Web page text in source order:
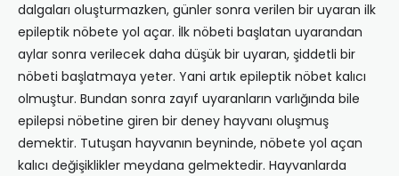
dalgaları oluşturmazken, günler sonra verilen bir uyaran ilk
epileptik nöbete yol açar. İlk nöbeti başlatan uyarandan
aylar sonra verilecek daha düşük bir uyaran, şiddetli bir
nöbeti başlatmaya yeter. Yani artık epileptik nöbet kalıcı
olmuştur. Bundan sonra zayıf uyaranların varlığında bile
epilepsi nöbetine giren bir deney hayvanı oluşmuş
demektir. Tutuşan hayvanın beyninde, nöbete yol açan
kalıcı değişiklikler meydana gelmektedir. Hayvanlarda